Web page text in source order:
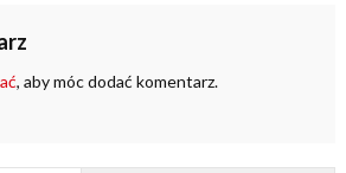
, aby móc dodać komentarz.